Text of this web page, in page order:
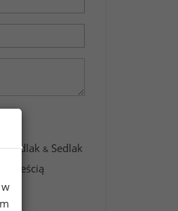
Sedlak & Sedlak
z treścią